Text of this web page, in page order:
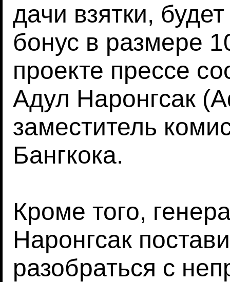
дачи взятки,
бонус в размере
проекте прессе
Адул Наронгсак
заместитель
Бангкока.
Кроме того,
Наронгсак
разобраться с